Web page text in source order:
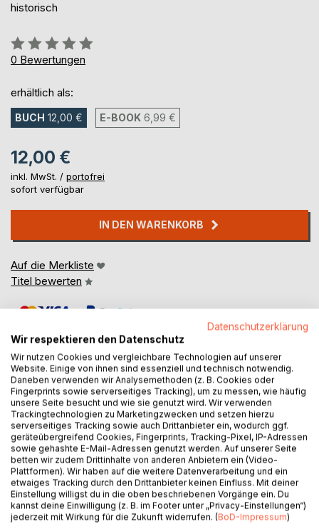
historisch
Bewertung::
0%
0 Bewertungen
erhältlich als:
BUCH 12,00 € E-BOOK 6,99 €
12,00 €
inkl. MwSt. / portofrei
sofort verfügbar
IN DEN WARENKORB
Auf die Merkliste
Titel bewerten
BESCHREIBUNG
Eine Frauenleiche im alten Bergwerksschacht bei Goslar,
ein Harzer Serienmörder, morbide Familienbeziehungen
und verzweifelte Frauen, denen das Leben übel mitgespielt
hat. Verstörende Kriminalfälle, die vor der düsteren Kulisse
des Harzes bei steigender Spannung aufgerollt werden und
den Harz-Fans unter den Lesern so ganz nebenbei
hochinteressante Informationen zur Regionalgeschichte
Datenschutzerklärung
Wir respektieren den Datenschutz
Wir nutzen Cookies und vergleichbare Technologien auf unserer
Website. Einige von ihnen sind essenziell und technisch notwendig.
Daneben verwenden wir Analysemethoden (z. B. Cookies oder
Fingerprints sowie serverseitiges Tracking), um zu messen, wie häufig
unsere Seite besucht und wie sie genutzt wird. Wir verwenden
Trackingtechnologien zu Marketingzwecken und setzen hierzu
serverseitiges Tracking sowie auch Drittanbieter ein, wodurch ggf.
geräteübergreifend Cookies, Fingerprints, Tracking-Pixel, IP-Adressen
sowie gehashte E-Mail-Adressen genutzt werden. Auf unserer Seite
betten wir zudem Drittinhalte von anderen Anbietern ein (Video-
Plattformen). Wir haben auf die weitere Datenverarbeitung und ein
etwaiges Tracking durch den Drittanbieter keinen Einfluss. Mit deiner
Einstellung willigst du in die oben beschriebenen Vorgänge ein. Du
kannst deine Einwilligung (z. B. im Footer unter „Privacy-Einstellungen“)
jederzeit mit Wirkung für die Zukunft widerrufen. (BoD-Impressum)